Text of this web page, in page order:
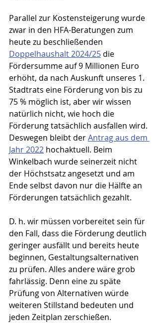
Parallel zur Kostensteigerung wurde
zwar in den HFA-Beratungen zum
heute zu beschließenden
Doppelhaushalt 2024/25 die
Fördersumme auf 9 Millionen Euro
erhöht, da nach Auskunft unseres 1.
Stadtrats eine Förderung von bis zu
75 % möglich ist, aber wir wissen
natürlich nicht, wie hoch die
Förderung tatsächlich ausfallen wird.
Deswegen bleibt der Antrag aus dem
Jahr 2022 hochaktuell. Beim
Winkelbach wurde seinerzeit nicht
der Höchstsatz angesetzt und am
Ende selbst davon nur die Hälfte an
Förderungen tatsächlich gezahlt.
D. h. wir müssen vorbereitet sein für
den Fall, dass die Förderung deutlich
geringer ausfällt und bereits heute
beginnen, Gestaltungsalternativen
zu prüfen. Alles andere wäre grob
fahrlässig. Denn eine zu späte
Prüfung von Alternativen würde
weiteren Stillstand bedeuten und
jeden Zeitplan zerschießen.